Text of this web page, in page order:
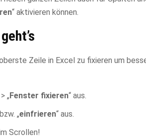
“ aktivieren können.
Zeile in Excel zu fixieren um
„Fenster fixieren“ aus.
„einfrieren“ aus.
Scrollen!